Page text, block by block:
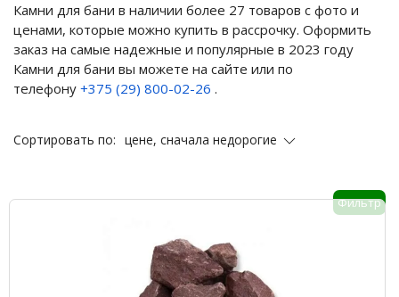
Камни для бани в наличии более 27 товаров с фото и
ценами, которые можно купить в рассрочку. Оформить
заказ на самые надежные и популярные в 2023 году
Камни для бани вы можете на сайте или по
телефону +375 (29) 800-02-26 .
Сортировать по: цене, сначала недорогие
Фильтр